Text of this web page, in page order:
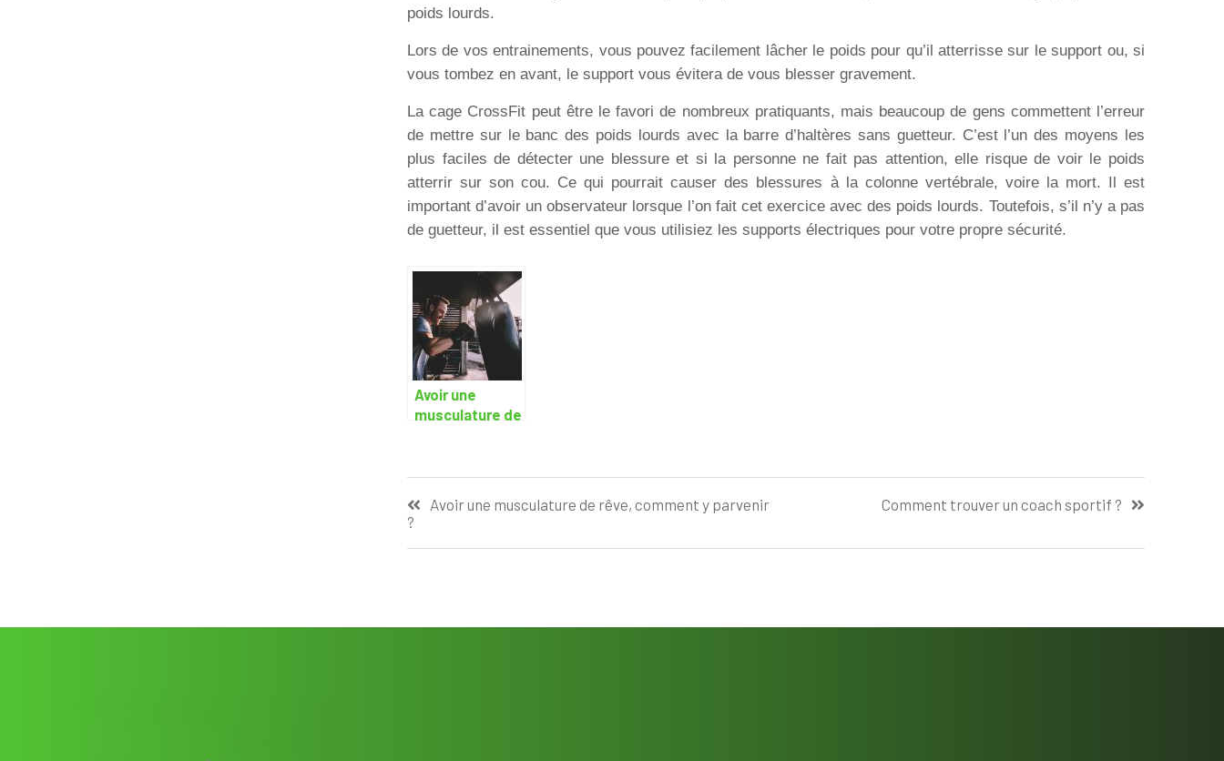
poids lourds.
Lors de vos entrainements, vous pouvez facilement lâcher le poids pour qu’il atterrisse sur le support ou, si
vous tombez en avant, le support vous évitera de vous blesser gravement.
La cage CrossFit peut être le favori de nombreux pratiquants, mais beaucoup de gens commettent l’erreur
de mettre sur le banc des poids lourds avec la barre d’haltères sans guetteur. C’est l’un des moyens les
plus faciles de détecter une blessure et si la personne ne fait pas attention, elle risque de voir le poids
atterrir sur son cou. Ce qui pourrait causer des blessures à la colonne vertébrale, voire la mort. Il est
important d’avoir un observateur lorsque l’on fait cet exercice avec des poids lourds. Toutefois, s’il n’y a pas
de guetteur, il est essentiel que vous utilisiez les supports électriques pour votre propre sécurité.
Avoir une
musculature de
Navigation
de
Avoir une musculature de rêve, comment y parvenir
?
Comment trouver un coach sportif ?